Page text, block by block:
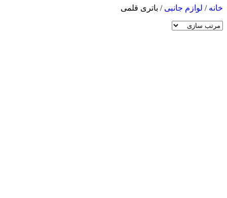
خانه / لوازم جانبی / باتری قلمی